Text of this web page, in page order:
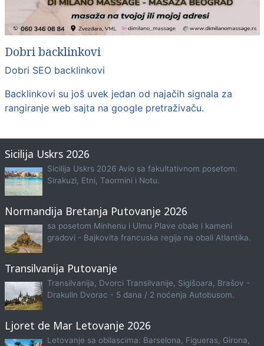
Dobri backlinkovi
Dobri SEO backlinkovi
Backlinkovi su još uvek jedan od najačih signala za
rangiranje web sajta na google pretraživaču.
Sicilija Uskrs 2026
Sicilija Uskrs 2026 Avio sa fakultativnom posetom:
Sirakuzi, Etni, Taormini i Notu.
Normandija Bretanja Putovanje 2026
sa posetom Minhenu i Ulmu Plave obale i kameni
gradovi - Bajkovita francuska regija na obali Atlantika.
Transilvanija Putovanje
Transilvanija, Dvorci Transilvanije, Sigišoara, Brašov -
Drakulin Dvorac - 5 dana / 2 noćenja Autobusom.
Ljoret de Mar Letovanje 2026
Letovanje sa obilascima: Barselona, Figueras, Girona,